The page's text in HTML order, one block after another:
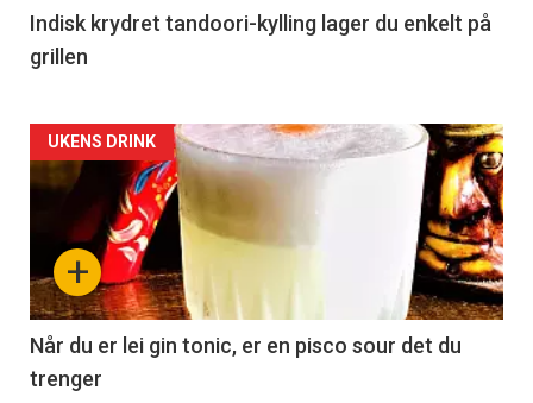
Indisk krydret tandoori-kylling lager du enkelt på
grillen
Forsiden
akkurat
nå
-
2
+
UKENS DRINK
Når du er lei gin tonic, er en pisco sour det du
trenger